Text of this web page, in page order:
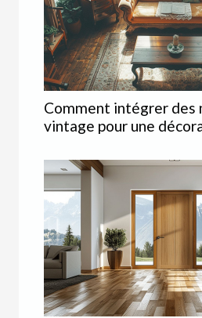
Comment intégrer des
vintage pour une